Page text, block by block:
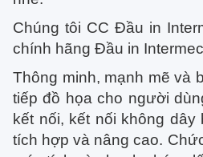
Chúng tôi CC Đầu in
chính hãng Đầu in
Thông minh, mạnh mẽ và
tiếp đồ họa cho người
kết nối, kết nối không
tích hợp và nâng cao.